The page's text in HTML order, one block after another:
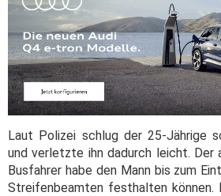
Laut Polizei schlug der 25-Jährige
und verletzte ihn dadurch leicht. Der
Busfahrer habe den Mann bis zum
Streifenbeamten festhalten können.